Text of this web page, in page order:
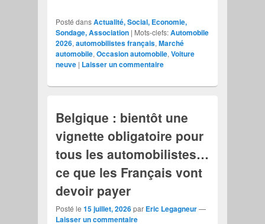
Posté dansActualité, Social, Economie,
Sondage, Association | Mots-clefs:Automobile
2026,automobilistes français,Marché
automobile,Occasion automobile,Voiture
neuve | Laisser un commentaire
Belgique : bientôt une
vignette obligatoire pour
tous les automobilistes…
ce que les Français vont
devoir payer
Posté le15 juillet, 2026par Eric Legagneur—
Laisser un commentaire